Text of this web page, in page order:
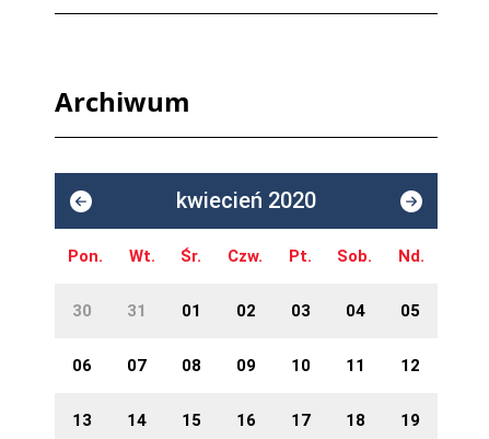
Archiwum
kwiecień 2020
Pon. Wt. Śr. Czw. Pt. Sob. Nd.
30 31 01 02 03 04 05
06 07 08 09 10 11 12
13 14 15 16 17 18 19